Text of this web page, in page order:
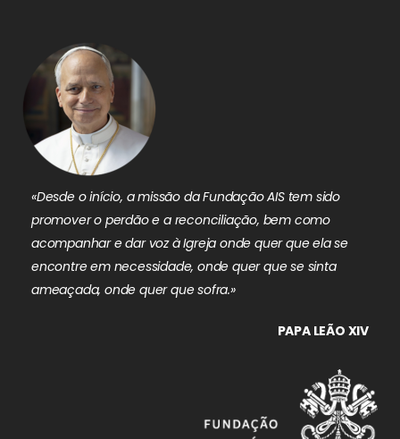
«Desde o início, a missão da Fundação AIS tem sido
promover o perdão e a reconciliação, bem como
acompanhar e dar voz à Igreja onde quer que ela se
encontre em necessidade, onde quer que se sinta
ameaçada, onde quer que sofra.»
PAPA LEÃO XIV